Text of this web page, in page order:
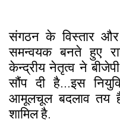
संगठन के विस्तार और
समन्वयक बनते हुए
केन्द्रीय नेतृत्व ने
सौंप दी है...इस
आमूलचूल बदलाव तय
शामिल है.